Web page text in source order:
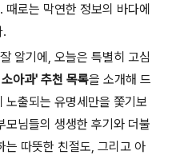
로는 막연한 정보의 바다에
.
알기에, 오늘은 특별히 고심
아과' 추천 목록을 소개해 드
노출되는 유명세만을 쫓기보
모님들의 생생한 후기와 더불
는 따뜻한 친절도, 그리고 아